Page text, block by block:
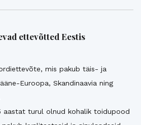
ettevõtted Eestis
mis pakub täis- ja
Euroopa, Skandinaavia ning
aastat turul olnud kohalik toidupood